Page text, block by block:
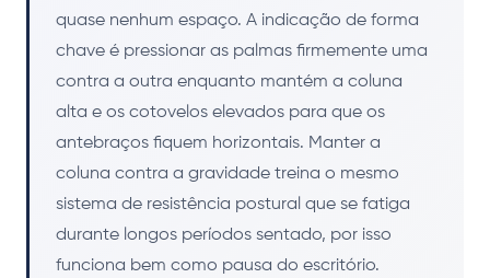
quase nenhum espaço. A indicação de forma
chave é pressionar as palmas firmemente uma
contra a outra enquanto mantém a coluna
alta e os cotovelos elevados para que os
antebraços fiquem horizontais. Manter a
coluna contra a gravidade treina o mesmo
sistema de resistência postural que se fatiga
durante longos períodos sentado, por isso
funciona bem como pausa do escritório.